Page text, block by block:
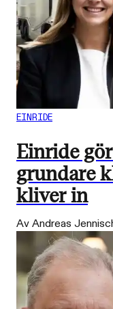
EINRIDE
Einride
grundare
kliver in
Av Andreas